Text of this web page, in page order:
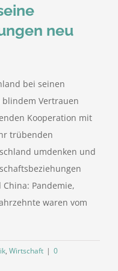
neu
bei seinen
Vertrauen
Kooperation mit
trübenden
umdenken und
Pandemie,
waren vom
, Wirtschaft | 0